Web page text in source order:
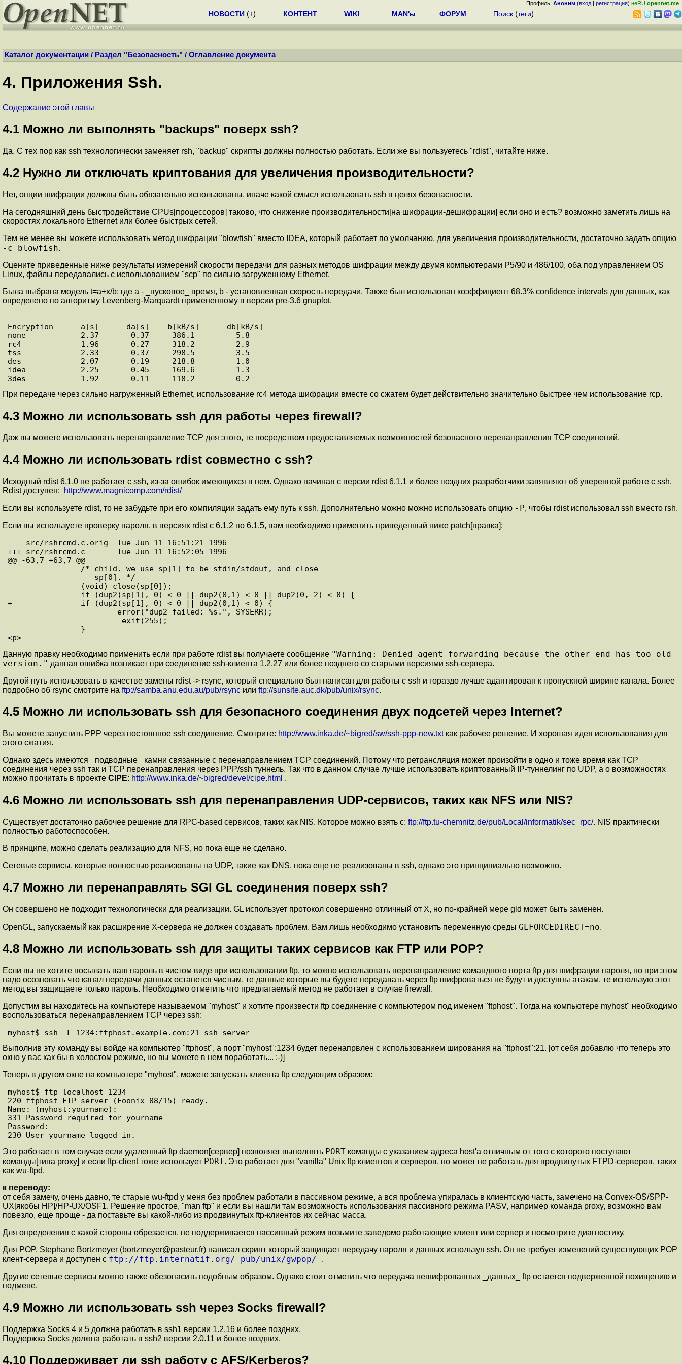
Профиль: Аноним (вход | регистрация) неRU opennet.me
НОВОСТИ (+) КОНТЕНТ WIKI MAN'ы ФОРУМ Поиск (теги)
Каталог документации / Раздел "Безопасность" / Оглавление документа
4. Приложения Ssh.
Содержание этой главы
4.1 Можно ли выполнять "backups" поверх ssh?
Да. С тех пор как ssh технологически заменяет rsh, "backup" скрипты должны полностью работать. Если же вы пользуетесь "rdist", читайте ниже.
4.2 Нужно ли отключать криптования для увеличения производительности?
Нет, опции шифрации должны быть обязательно использованы, иначе какой смысл использовать ssh в целях безопасности.
На сегодняшний день быстродействие CPUs[процессоров] таково, что снижение производительности[на шифрации-дешифрации] если оно и есть? возможно заметить лишь на
скоростях локального Ethernet или более быстрых сетей.
Тем не менее вы можете использовать метод шифрации "blowfish" вместо IDEA, который работает по умолчанию, для увеличения производительности, достаточно задать опцию
-c blowfish.
Оцените приведенные ниже результаты измерений скорости передачи для разных методов шифрации между двумя компьютерами P5/90 и 486/100, оба под управлением OS
Linux, файлы передавались с использованием "scp" по сильно загруженному Ethernet.
Была выбрана модель t=a+x/b; где a - _пусковое_ время, b - установленная скорость передачи. Также был использован коэффициент 68.3% confidence intervals для данных, как
определено по алгоритму Levenberg-Marquardt примененному в версии pre-3.6 gnuplot.
Encryption      a[s]      da[s]    b[kB/s]      db[kB/s]
none            2.37       0.37     386.1         5.8
rc4             1.96       0.27     318.2         2.9
tss             2.33       0.37     298.5         3.5
des             2.07       0.19     218.8         1.0
idea            2.25       0.45     169.6         1.3
3des            1.92       0.11     118.2         0.2
При передаче через сильно нагруженный Ethernet, использование rc4 метода шифрации вместе со сжатем будет действительно значительно быстрее чем использование rcp.
4.3 Можно ли использовать ssh для работы через firewall?
Даж вы можете использовать перенаправление TCP для этого, те посредством предоставляемых возможностей безопасного перенаправления TCP соединений.
4.4 Можно ли использовать rdist совместно с ssh?
Исходный rdist 6.1.0 не работает с ssh, из-за ошибок имеющихся в нем. Однако начиная с версии rdist 6.1.1 и более поздних разработчики завявляют об уверенной работе с ssh.
Rdist доступен:
http://www.magnicomp.com/rdist/
Если вы используете rdist, то не забудьте при его компиляции задать ему путь к ssh. Дополнительно можно можно использовать опцию -P, чтобы rdist использовал ssh вместо rsh.
Если вы используете проверку пароля, в версиях rdist с 6.1.2 по 6.1.5, вам необходимо применить приведенный ниже patch[правка]:
--- src/rshrcmd.c.orig  Tue Jun 11 16:51:21 1996
+++ src/rshrcmd.c       Tue Jun 11 16:52:05 1996
@@ -63,7 +63,7 @@
/* child. we use sp[1] to be stdin/stdout, and close
sp[0]. */
(void) close(sp[0]);
-               if (dup2(sp[1], 0) < 0 || dup2(0,1) < 0 || dup2(0, 2) < 0) {
+               if (dup2(sp[1], 0) < 0 || dup2(0,1) < 0) {
error("dup2 failed: %s.", SYSERR);
_exit(255);
}
<p>
Данную правку необходимо применить если при работе rdist вы получаете сообщение "Warning: Denied agent forwarding because the other end has too old
version." данная ошибка возникает при соединение ssh-клиента 1.2.27 или более позднего со старыми версиями ssh-сервера.
Другой путь использовать в качестве замены rdist -> rsync, который специально был написан для работы с ssh и гораздо лучше адаптирован к пропускной ширине канала. Более
подробно об rsync смотрите на ftp://samba.anu.edu.au/pub/rsync или ftp://sunsite.auc.dk/pub/unix/rsync.
4.5 Можно ли использовать ssh для безопасного соединения двух подсетей через Internet?
Вы можете запустить PPP через постоянное ssh соединение. Смотрите: http://www.inka.de/~bigred/sw/ssh-ppp-new.txtкак рабочее решение. И хорошая идея использования для
этого сжатия.
Однако здесь имеются _подводные_ камни связанные с перенаправлением TCP соединений. Потому что ретрансляция может произойти в одно и тоже время как TCP
соединения через ssh так и TCP перенаправления через PPP/ssh туннель. Так что в данном случае лучше использовать криптованный IP-туннелинг по UDP, а о возможностях
можно прочитать в проекте CIPE: http://www.inka.de/~bigred/devel/cipe.html .
4.6 Можно ли использовать ssh для перенаправления UDP-сервисов, таких как NFS или NIS?
Существует достаточно рабочее решение для RPC-based сервисов, таких как NIS. Которое можно взять с: ftp://ftp.tu-chemnitz.de/pub/Local/informatik/sec_rpc/. NIS практически
полностью работоспособен.
В принципе, можно сделать реализацию для NFS, но пока еще не сделано.
Сетевые сервисы, которые полностью реализованы на UDP, такие как DNS, пока еще не реализованы в ssh, однако это принципиально возможно.
4.7 Можно ли перенаправлять SGI GL соединения поверх ssh?
Он совершено не подходит технологически для реализации. GL использует протокол совершенно отличный от X, но по-крайней мере gld может быть заменен.
OpenGL, запускаемый как расширение X-сервера не должен создавать проблем. Вам лишь необходимо установить переменную среды GLFORCEDIRECT=no.
4.8 Можно ли использовать ssh для защиты таких сервисов как FTP или POP?
Если вы не хотите посылать ваш пароль в чистом виде при использовании ftp, то можно использовать перенаправление командного порта ftp для шифрации пароля, но при этом
надо осозновать что канал передачи данных останется чистым, те данные которые вы будете передавать через ftp шифроваться не будут и доступны атакам, те использую этот
метод вы защищаете только пароль. Необходимо отметить что предлагаемый метод не работает в случае firewall.
Допустим вы находитесь на компьютере называемом "myhost" и хотите произвести ftp соединение с компьютером под именем "ftphost". Тогда на компьютере myhost" необходимо
воспользоваться перенаправлением TCP через ssh:
myhost$ ssh -L 1234:ftphost.example.com:21 ssh-server
Выполнив эту команду вы войде на компьютер "ftphost", а порт "myhost":1234 будет перенапрвлен с использованием ширования на "ftphost":21. [от себя добавлю что теперь это
окно у вас как бы в холостом режиме, но вы можете в нем поработать... ;-)]
Теперь в другом окне на компьютере "myhost", можете запускать клиента ftp следующим образом:
myhost$ ftp localhost 1234
220 ftphost FTP server (Foonix 08/15) ready.
Name: (myhost:yourname):
331 Password required for yourname
Password:
230 User yourname logged in.
Это работает в том случае если удаленный ftp daemon[сервер] позволяет выполнять PORT команды с указанием адреса host'а отличным от того с которого поступают
команды[типа proxy] и если ftp-client тоже использует PORT. Это работает для "vanilla" Unix ftp клиентов и серверов, но может не работать для продвинутых FTPD-серверов, таких
как wu-ftpd.
к переводу:
от себя замечу, очень давно, те старые wu-ftpd у меня без проблем работали в пассивном режиме, а вся проблема упиралась в клиентскую часть, замечено на Convex-OS/SPP-
UX[якобы HP]/HP-UX/OSF1. Решение простое, "man ftp" и если вы нашли там возможность использования пассивного режима PASV, например команда proxy, возможно вам
повезло, еще проще - да поставьте вы какой-либо из продвинутых ftp-клиентов их сейчас масса.
Для определения с какой стороны обрезается, не поддерживается пассивный режим возьмите заведомо работающие клиент или сервер и посмотрите диагностику.
Для POP, Stephane Bortzmeyer (bortzmeyer@pasteur.fr) написал скрипт который защищает передачу пароля и данных используя ssh. Он не требует изменений существующих POP
клент-сервера и доступен с ftp://ftp.internatif.org/ pub/unix/gwpop/
.
Другие сетевые сервисы можно также обезопасить подобным образом. Однако стоит отметить что передача нешифрованных _данных_ ftp остается подверженной похищению и
подмене.
4.9 Можно ли использовать ssh через Socks firewall?
Поддержка Socks 4 и 5 должна работать в ssh1 версии 1.2.16 и более поздних.
Поддержка Socks должна работать в ssh2 версии 2.0.11 и более поздних.
4.10 Поддерживает ли ssh работу с AFS/Kerberos?